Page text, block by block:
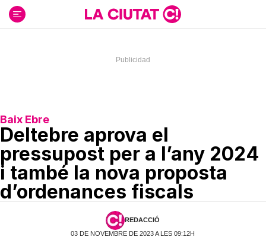
contenido
Baix Ebre
Deltebre aprova el
pressupost per a l’any 2024
i també la nova proposta
d’ordenances fiscals
REDACCIÓ
03 DE NOVEMBRE DE 2023 A LES 09:12H